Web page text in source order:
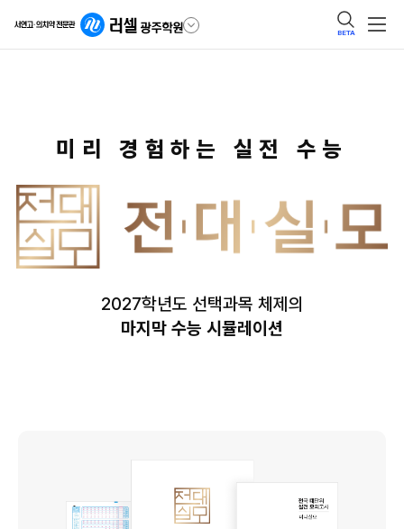
BETA
미리 경험하는 실전 수능
2027학년도 선택과목 체제의
마지막 수능 시뮬레이션